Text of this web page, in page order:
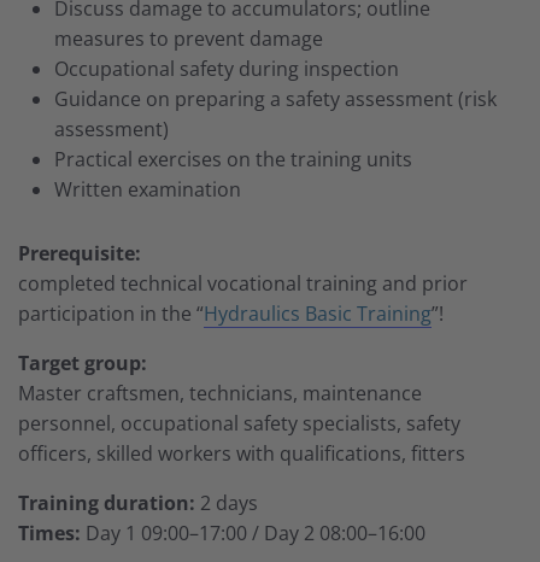
Discuss damage to accumulators; outline
measures to prevent damage
Occupational safety during inspection
Guidance on preparing a safety assessment (risk
assessment)
Practical exercises on the training units
Written examination
Prerequisite:
completed technical vocational training and prior
participation in the “Hydraulics Basic Training”!
Target group:
Master craftsmen, technicians, maintenance
personnel, occupational safety specialists, safety
officers, skilled workers with qualifications, fitters
Training duration: 2 days
Times: Day 1 09:00–17:00 / Day 2 08:00–16:00